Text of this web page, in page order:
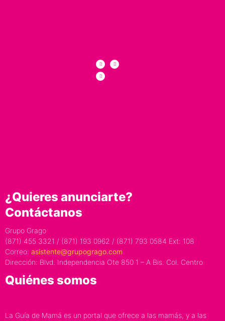
¿Quieres anunciarte?
Contáctanos
Grupo Grago
(871) 455 3321 / (871) 193 0962 / (871) 793 0584 Ext: 108
Correo: asistente@grupogrago.com
Dirección: Blvd. Independencia Ote 850 1 – A Bis. Col. Centro
Quiénes somos
La Guía de Mamá es un portal que ofrece a las mamás, y a las